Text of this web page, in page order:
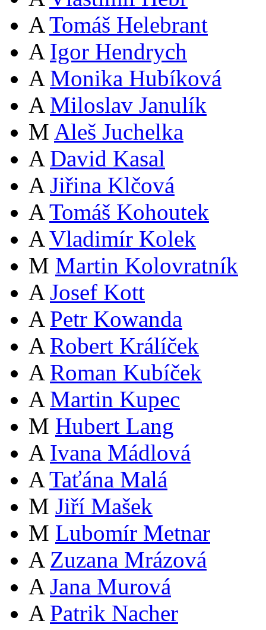
A Tomáš Helebrant
A Igor Hendrych
A Monika Hubíková
A Miloslav Janulík
M Aleš Juchelka
A David Kasal
A Jiřina Klčová
A Tomáš Kohoutek
A Vladimír Kolek
M Martin Kolovratník
A Josef Kott
A Petr Kowanda
A Robert Králíček
A Roman Kubíček
A Martin Kupec
M Hubert Lang
A Ivana Mádlová
A Taťána Malá
M Jiří Mašek
M Lubomír Metnar
A Zuzana Mrázová
A Jana Murová
A Patrik Nacher